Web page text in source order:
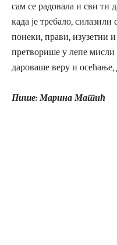
сам се радовала и сви ти
када је требало,
понеки, прави, изузетни и
претворише у лепе мисли
дароваше веру и осећање,
Пише: Марина Матић